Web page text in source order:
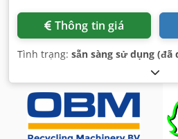
Thông tin giá
Tình trạng: sẵn sàng sử dụng (đã